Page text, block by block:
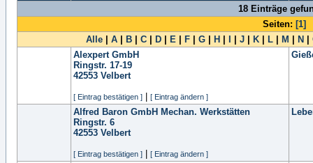
18 Einträge
Seiten: [1]
Alle
A B C D E F G H J K L M N
Alexpert GmbH
Ringstr. 17-19
42553 Velbert
[ Eintrag bestätigen ] [ Eintrag ändern ]
Alfred Baron GmbH Mechan. Werkstätten
Ringstr. 6
42553 Velbert
[ Eintrag bestätigen ] [ Eintrag ändern ]